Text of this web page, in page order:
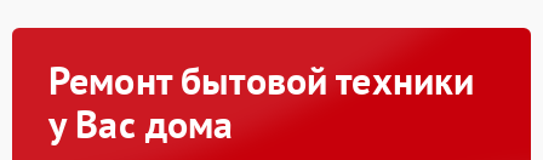
Ремонт бытовой техники
у Вас дома